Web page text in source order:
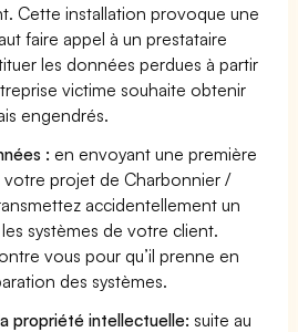
Cette installation provoque une
faire appel à un prestataire
les données perdues à partir
victime souhaite obtenir
engendrés.
: en envoyant une première
projet de Charbonnier /
accidentellement un
systèmes de votre client.
vous pour qu’il prenne en
des systèmes.
propriété intellectuelle: suite au